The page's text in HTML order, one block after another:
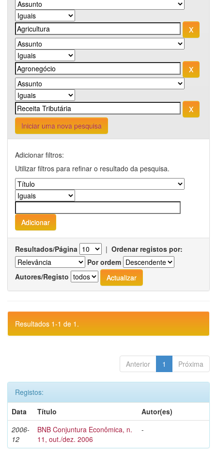
Iniciar uma nova pesquisa
Adicionar filtros:
Utilizar filtros para refinar o resultado da pesquisa.
Resultados/Página | Ordenar registos por:
Por ordem
Autores/Registo
Resultados 1-1 de 1.
Anterior 1 Próxima
Registos:
Data
Título
Autor(es)
2006-
12
BNB Conjuntura Econômica, n.
11, out./dez. 2006
-